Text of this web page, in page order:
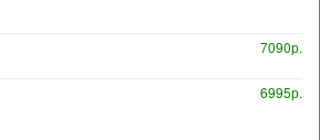
7090р.
6995р.